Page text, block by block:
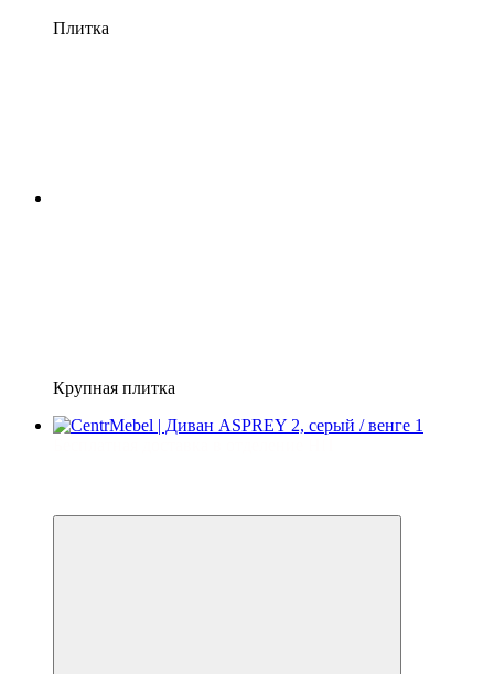
Плитка
Крупная плитка